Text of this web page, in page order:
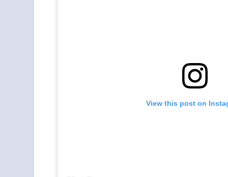
View this post on